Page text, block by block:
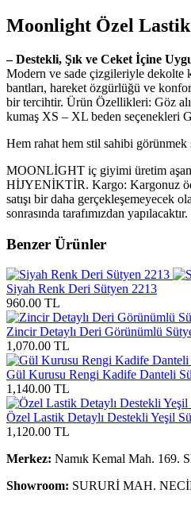
Moonlight Özel Lastik
– Destekli, Şık ve Ceket İçine
Modern ve sade çizgileriyle dekolte
bantları, hareket özgürlüğü ve
bir tercihtir. Ürün Özellikleri: Göz
kumaş XS – XL beden seçenekleri
Hem rahat hem stil sahibi görünmek
MOONLİGHT iç giyimi üretim
HİJYENİKTİR. Kargo: Kargonuz
satışı bir daha gerçekleşemeyecek
sonrasında tarafımızdan yapılacaktır.
Benzer Ürünler
Siyah Renk Deri Sütyen 2213
960.00 TL
Zincir Detaylı Deri Görünümlü
1,070.00 TL
Gül Kurusu Rengi Kadife Danteli
1,140.00 TL
Özel Lastik Detaylı Destekli Yeşil
1,120.00 TL
Merkez: Namık Kemal Mah. 169.
Showroom: SURURİ MAH.